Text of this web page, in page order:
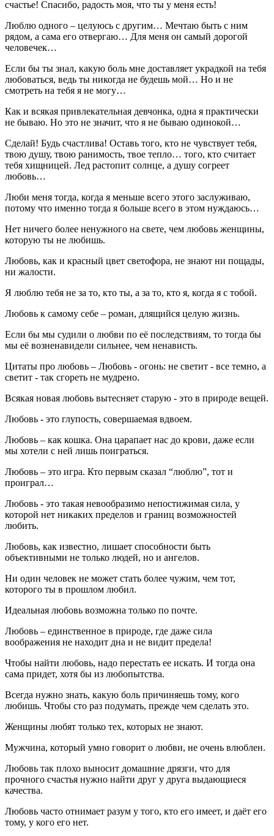
счастье! Спасибо, радость моя, что ты у меня есть!
Люблю одного – целуюсь с другим… Мечтаю быть с ним
рядом, а сама его отвергаю… Для меня он самый дорогой
человечек…
Если бы ты знал, какую боль мне доставляет украдкой на тебя
любоваться, ведь ты никогда не будешь мой… Но и не
смотреть на тебя я не могу…
Как и всякая привлекательная девчонка, одна я практически
не бываю. Но это не значит, что я не бываю одинокой…
Сделай! Будь счастлива! Оставь того, кто не чувствует тебя,
твою душу, твою ранимость, твое тепло… того, кто считает
тебя хищницей. Лед растопит солнце, а душу согреет
любовь…
Люби меня тогда, когда я меньше всего этого заслуживаю,
потому что именно тогда я больше всего в этом нуждаюсь…
Нет ничего более ненужного на свете, чем любовь женщины,
которую ты не любишь.
Любовь, как и красный цвет светофора, не знают ни пощады,
ни жалости.
Я люблю тебя не за то, кто ты, а за то, кто я, когда я с тобой.
Любовь к самому себе – роман, длящийся целую жизнь.
Если бы мы судили о любви по её последствиям, то тогда бы
мы её возненавидели сильнее, чем ненависть.
Цитаты про любовь – Любовь - огонь: не светит - все темно, а
светит - так сгореть не мудрено.
Всякая новая любовь вытесняет старую - это в природе вещей.
Любовь - это глупость, совершаемая вдвоем.
Любовь – как кошка. Она царапает нас до крови, даже если
мы хотели с ней лишь поиграться.
Любовь – это игра. Кто первым сказал “люблю”, тот и
проиграл…
Любовь - это такая невообразимо непостижимая сила, у
которой нет никаких пределов и границ возможностей
любить.
Любовь, как известно, лишает способности быть
объективными не только людей, но и ангелов.
Ни один человек не может стать более чужим, чем тот,
которого ты в прошлом любил.
Идеальная любовь возможна только по почте.
Любовь – единственное в природе, где даже сила
воображения не находит дна и не видит предела!
Чтобы найти любовь, надо перестать ее искать. И тогда она
сама придет, хотя бы из любопытства.
Всегда нужно знать, какую боль причиняешь тому, кого
любишь. Чтобы сто раз подумать, прежде чем сделать это.
Женщины любят только тех, которых не знают.
Мужчина, который умно говорит о любви, не очень влюблен.
Любовь так плохо выносит домашние дрязги, что для
прочного счастья нужно найти друг у друга выдающиеся
качества.
Любовь часто отнимает разум у того, кто его имеет, и даёт его
тому, у кого его нет.